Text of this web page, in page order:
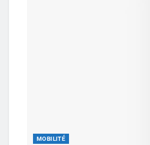
MOBILITÉ